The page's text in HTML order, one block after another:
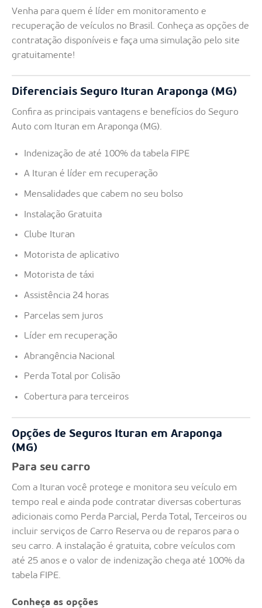
Venha para quem é líder em monitoramento e
recuperação de veículos no Brasil. Conheça as opções de
contratação disponíveis e faça uma simulação pelo site
gratuitamente!
Diferenciais Seguro Ituran Araponga (MG)
Confira as principais vantagens e benefícios do Seguro
Auto com Ituran em Araponga (MG).
Indenização de até 100% da tabela FIPE
A Ituran é líder em recuperação
Mensalidades que cabem no seu bolso
Instalação Gratuita
Clube Ituran
Motorista de aplicativo
Motorista de táxi
Assistência 24 horas
Parcelas sem juros
Líder em recuperação
Abrangência Nacional
Perda Total por Colisão
Cobertura para terceiros
Opções de Seguros Ituran em Araponga
(MG)
Para seu carro
Com a Ituran você protege e monitora seu veículo em
tempo real e ainda pode contratar diversas coberturas
adicionais como Perda Parcial, Perda Total, Terceiros ou
incluir serviços de Carro Reserva ou de reparos para o
seu carro. A instalação é gratuita, cobre veículos com
até 25 anos e o valor de indenização chega até 100% da
tabela FIPE.
Conheça as opções